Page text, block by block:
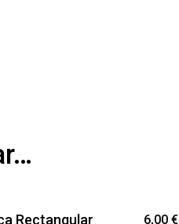
Rectangular 6,00 €